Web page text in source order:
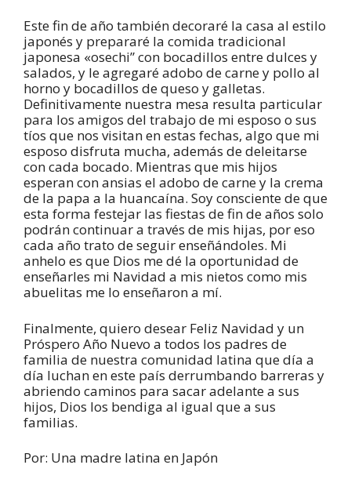
Este fin de año también decoraré la casa al estilo
japonés y prepararé la comida tradicional
japonesa «osechi” con bocadillos entre dulces y
salados, y le agregaré adobo de carne y pollo al
horno y bocadillos de queso y galletas.
Definitivamente nuestra mesa resulta particular
para los amigos del trabajo de mi esposo o sus
tíos que nos visitan en estas fechas, algo que mi
esposo disfruta mucha, además de deleitarse
con cada bocado. Mientras que mis hijos
esperan con ansias el adobo de carne y la crema
de la papa a la huancaína. Soy consciente de que
esta forma festejar las fiestas de fin de años solo
podrán continuar a través de mis hijas, por eso
cada año trato de seguir enseñándoles. Mi
anhelo es que Dios me dé la oportunidad de
enseñarles mi Navidad a mis nietos como mis
abuelitas me lo enseñaron a mí.
Finalmente, quiero desear Feliz Navidad y un
Próspero Año Nuevo a todos los padres de
familia de nuestra comunidad latina que día a
día luchan en este país derrumbando barreras y
abriendo caminos para sacar adelante a sus
hijos, Dios los bendiga al igual que a sus
familias.
Por: Una madre latina en Japón